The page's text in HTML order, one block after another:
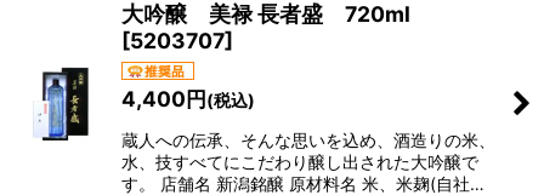
並び順
絞り込む
大吟醸 美禄 長者盛 720ml
[5203707]
4,400円(税込)
蔵人への伝承、そんな思いを込め、酒造りの米、
水、技すべてにこだわり醸し出された大吟醸で
す。 店舗名 新潟銘醸 原材料名 米、米麹(自社…